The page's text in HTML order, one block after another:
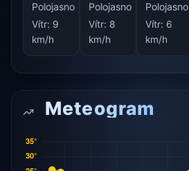
Polojasno
Vítr: 9
km/h
Polojasno
Vítr: 8
km/h
Polojasno
Vítr: 6
km/h
Meteogram